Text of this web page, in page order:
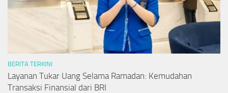
BERITA TERKINI
Layanan Tukar Uang Selama Ramadan: Kemudahan
Transaksi Finansial dari BRI